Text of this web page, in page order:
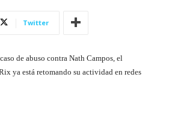
Twitter
de abuso contra Nath Campos, el
ya está retomando su actividad en redes